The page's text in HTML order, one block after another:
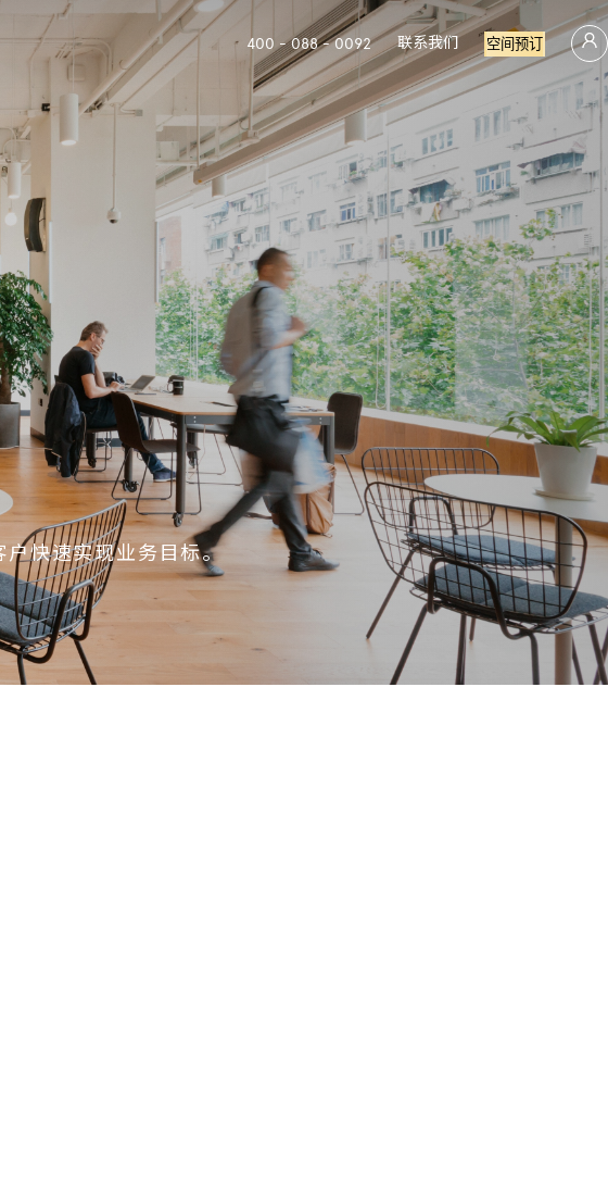
400 - 088 - 0092 联系我们 空间预订
快速实现业务目标。